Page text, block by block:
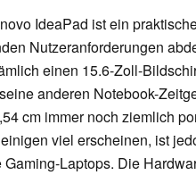
IdeaPad ist ein
Nutzeranforderungen
einen 15.6-Zoll-
anderen Notebook-
cm immer noch ziemlich
viel erscheinen, ist
Gaming-Laptops. Die